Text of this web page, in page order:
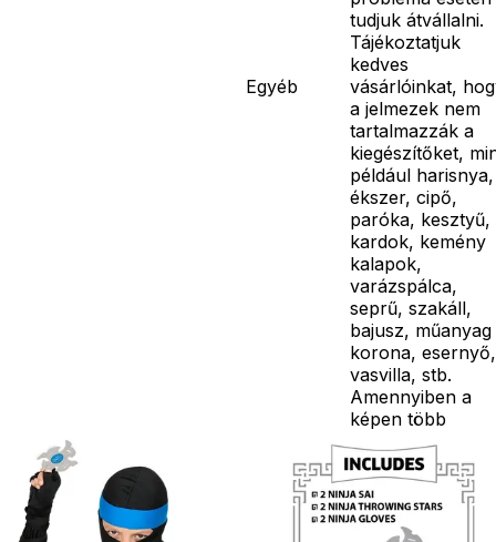
Egyéb
tudjuk átvállalni.
Tájékoztatjuk
kedves
vásárlóinkat,
a jelmezek nem
tartalmazzák a
kiegészítőket,
például harisnya,
ékszer, cipő,
paróka, kesztyű,
kardok, kemény
kalapok,
varázspálca,
seprű, szakáll,
bajusz, műanyag
korona, esernyő,
vasvilla, stb.
Amennyiben a
képen több
termék szerepel,
az ár minden
esetben egy
termékre
vonatkozik!